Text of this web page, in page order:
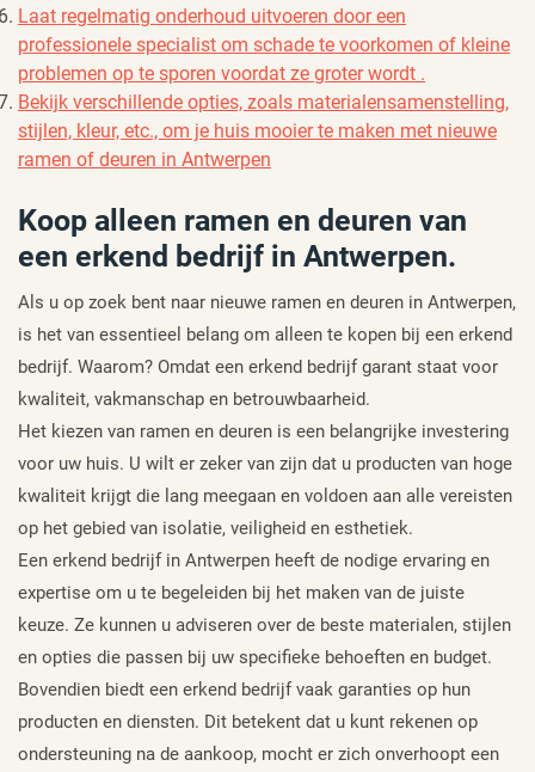
Laat regelmatig onderhoud uitvoeren door een
professionele specialist om schade te voorkomen of kleine
problemen op te sporen voordat ze groter wordt .
Bekijk verschillende opties, zoals materialensamenstelling,
stijlen, kleur, etc., om je huis mooier te maken met nieuwe
ramen of deuren in Antwerpen
Koop alleen ramen en deuren van
een erkend bedrijf in Antwerpen.
Als u op zoek bent naar nieuwe ramen en deuren in Antwerpen,
is het van essentieel belang om alleen te kopen bij een erkend
bedrijf. Waarom? Omdat een erkend bedrijf garant staat voor
kwaliteit, vakmanschap en betrouwbaarheid.
Het kiezen van ramen en deuren is een belangrijke investering
voor uw huis. U wilt er zeker van zijn dat u producten van hoge
kwaliteit krijgt die lang meegaan en voldoen aan alle vereisten
op het gebied van isolatie, veiligheid en esthetiek.
Een erkend bedrijf in Antwerpen heeft de nodige ervaring en
expertise om u te begeleiden bij het maken van de juiste
keuze. Ze kunnen u adviseren over de beste materialen, stijlen
en opties die passen bij uw specifieke behoeften en budget.
Bovendien biedt een erkend bedrijf vaak garanties op hun
producten en diensten. Dit betekent dat u kunt rekenen op
ondersteuning na de aankoop, mocht er zich onverhoopt een